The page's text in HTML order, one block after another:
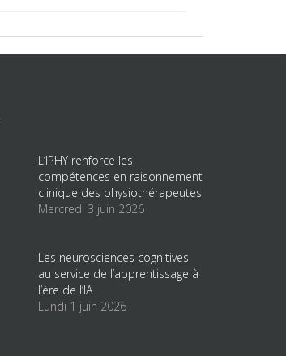
L’IPHY renforce les
compétences en raisonnement
clinique des physiothérapeutes
Mercredi 3 juin 2026
Les neurosciences cognitives
au service de l’apprentissage à
l’ère de l’IA
Lundi 1 juin 2026